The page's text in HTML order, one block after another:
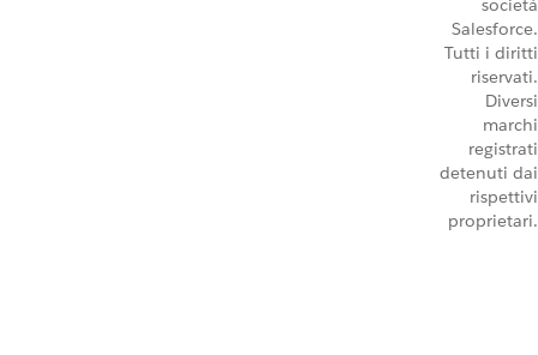
società
Salesforce.
Tutti i diritti
riservati.
Diversi
marchi
registrati
detenuti dai
rispettivi
proprietari.